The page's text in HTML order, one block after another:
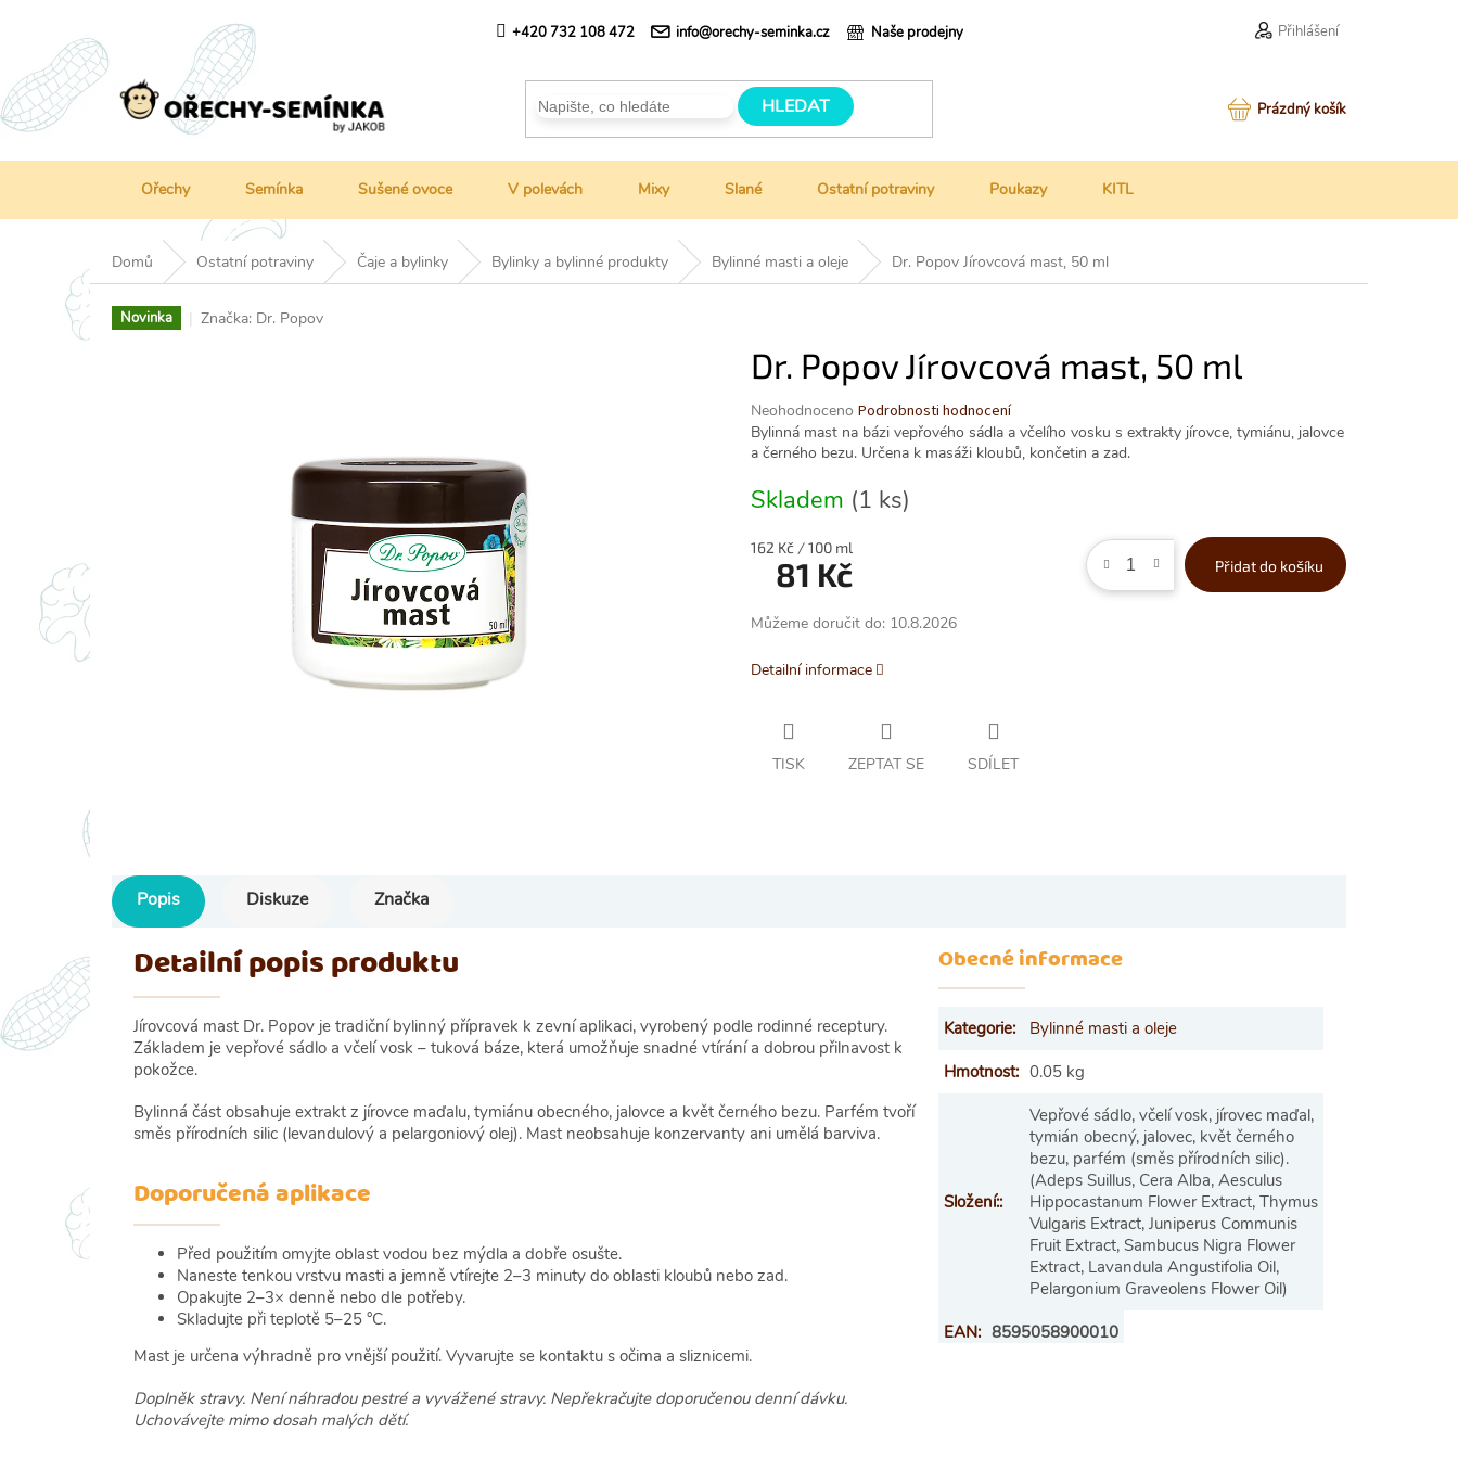
+420 732 108 472 info@orechy-seminka.cz Naše prodejny Přihlášení
HLEDAT
NÁKUPNÍ
Prázdný košík
Ořechy Semínka Sušené ovoce V polevách Mixy Slané Ostatní potraviny Poukazy KITL
Domů Ostatní potraviny Čaje a bylinky Bylinky a bylinné produkty Bylinné masti a oleje Dr. Popov Jírovcová mast, 50 ml
Novinka Značka: Dr. Popov
Dr. Popov Jírovcová mast, 50 ml
Průměrné
hodnocení
produktu
0,0
z
hvězdiček.
Neohodnoceno Podrobnosti hodnocení
Bylinná mast na bázi vepřového sádla a včelího vosku s extrakty jírovce, tymiánu, jalovce
a černého bezu. Určena k masáži kloubů, končetin a zad.
Skladem (1 ks)
Měrná
cena:
162 Kč / 100 ml
81 Kč Přidat do košíku
Můžeme doručit do: 10.8.2026
Detailní informace
TISK ZEPTAT SE SDÍLET
Popis Diskuze Značka
Detailní popis produktu
Jírovcová mast Dr. Popov je tradiční bylinný přípravek k zevní aplikaci, vyrobený podle rodinné receptury.
Základem je vepřové sádlo a včelí vosk – tuková báze, která umožňuje snadné vtírání a dobrou přilnavost k
pokožce.
Bylinná část obsahuje extrakt z jírovce maďalu, tymiánu obecného, jalovce a květ černého bezu. Parfém tvoří
směs přírodních silic (levandulový a pelargoniový olej). Mast neobsahuje konzervanty ani umělá barviva.
Doporučená aplikace
Před použitím omyjte oblast vodou bez mýdla a dobře osušte.
Naneste tenkou vrstvu masti a jemně vtírejte 2–3 minuty do oblasti kloubů nebo zad.
Opakujte 2–3× denně nebo dle potřeby.
Skladujte při teplotě 5–25 °C.
Mast je určena výhradně pro vnější použití. Vyvarujte se kontaktu s očima a sliznicemi.
Doplněk stravy. Není náhradou pestré a vyvážené stravy. Nepřekračujte doporučenou denní dávku.
Uchovávejte mimo dosah malých dětí.
Obecné informace
Kategorie:
Bylinné masti a oleje
Hmotnost: 0.05 kg
Složení::
Vepřové sádlo, včelí vosk, jírovec maďal,
tymián obecný, jalovec, květ černého
bezu, parfém (směs přírodních silic).
(Adeps Suillus, Cera Alba, Aesculus
Hippocastanum Flower Extract, Thymus
Vulgaris Extract, Juniperus Communis
Fruit Extract, Sambucus Nigra Flower
Extract, Lavandula Angustifolia Oil,
Pelargonium Graveolens Flower Oil)
EAN: 8595058900010